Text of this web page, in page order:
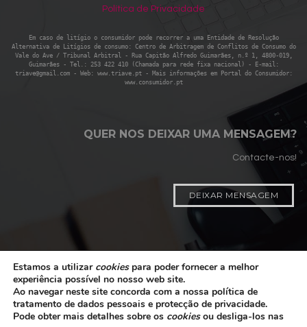
Política de Privacidade
Em caso de litígio o consumidor pode recorrer a uma Entidade de Resolução
Alternativa de Litígios de consumo: Centro de Arbitragem de Conflitos de Consumo do
Vale do Ave / Tribunal Arbitral - Rua Capitão Alfredo Guimarães, n.º 1, 4800-019,
Guimarães - Tel.: 253 422 410 (Chamada para rede fixa nacional) - E-mail:
triave@gmail.com - Web: www.triave.pt - Mais informações em Portal do Consumidor:
www.consumidor.pt
QUER NOS DEIXAR UMA MENSAGEM?
Contacte-nos!
DEIXAR MENSAGEM
©2026 santos, estofos e interiores
Estamos a utilizar cookies para poder fornecer a melhor
experiência possível no nosso web site.
Ao navegar neste site concorda com a nossa política de
tratamento de dados pessoais e protecção de privacidade.
Pode obter mais detalhes sobre os cookiesou desliga-los nas